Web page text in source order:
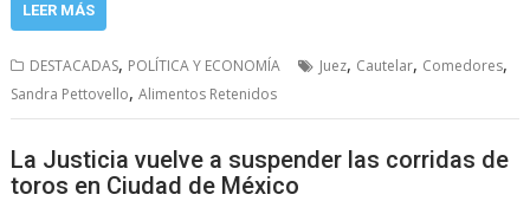
LEER MÁS
DESTACADAS, POLÍTICA Y ECONOMÍA Juez, Cautelar, Comedores,
Sandra Pettovello,Alimentos Retenidos
La Justicia vuelve a suspender las corridas de
toros en Ciudad de México